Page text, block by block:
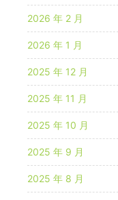
2026 年 2 月
2026 年 1 月
2025 年 12 月
2025 年 11 月
2025 年 10 月
2025 年 9 月
2025 年 8 月